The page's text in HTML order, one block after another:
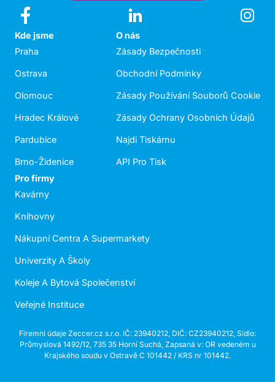
Kde jsme
Praha
Ostrava
Olomouc
Hradec Králové
Pardubice
Brno-Židenice
O nás
Zásady Bezpečnosti
Obchodní Podmínky
Zásady Používání Souborů Cookie
Zásady Ochrany Osobních Údajů
Najdi Tiskárnu
API Pro Tisk
Pro firmy
Kavárny
Knihovny
Nákupní Centra A Supermarkety
Univerzity A Školy
Koleje A Bytová Společenství
Veřejné Instituce
Firemní údaje Zeccer.cz s.r.o. IČ: 23940212, DIČ: CZ23940212, Sídlo:
Průmyslová 1492/12, 735 35 Horní Suchá, Zapsaná v: OR vedeném u
Krajského soudu v Ostravě C 101442 / KRS nr 101442.